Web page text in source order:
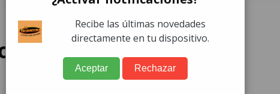
fallecidas y 27
Recibe las últimas novedades
directamente en tu dispositivo.
Aceptar Rechazar